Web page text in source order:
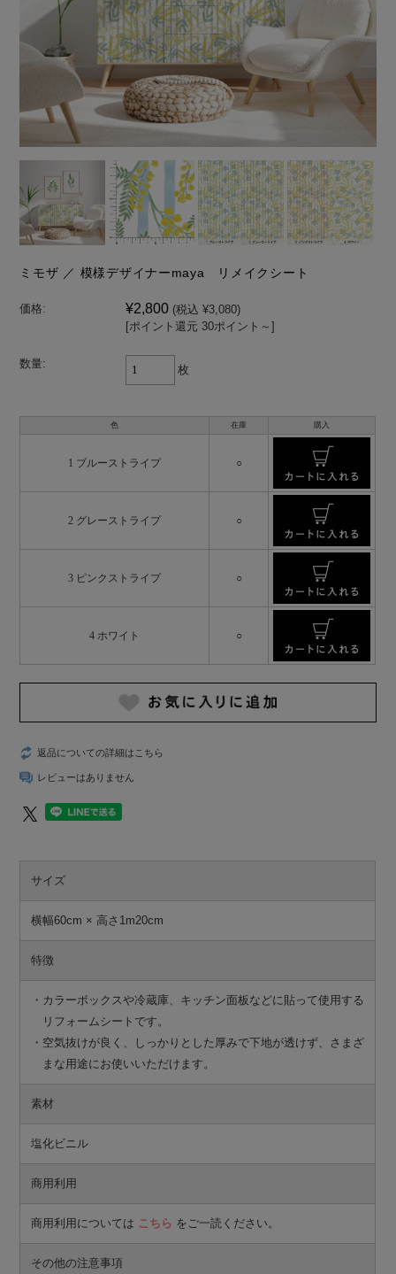
ミモザ ／ 模様デザイナーmaya リメイクシート
価格: ¥2,800 (税込 ¥3,080)
[ポイント還元 30ポイント～]
数量: 枚
色 在庫 購入
1 ブルーストライプ ○
2 グレーストライプ ○
3 ピンクストライプ ○
4 ホワイト ○
返品についての詳細はこちら
レビューはありません
サイズ
横幅60cm × 高さ1m20cm
特徴
・カラーボックスや冷蔵庫、キッチン面板などに貼って使用する
リフォームシートです。
・空気抜けが良く、しっかりとした厚みで下地が透けず、さまざ
まな用途にお使いいただけます。
素材
塩化ビニル
商用利用
商用利用については こちら をご一読ください。
その他の注意事項